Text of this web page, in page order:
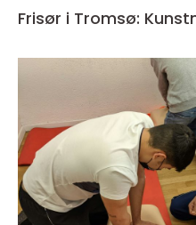
Frisør i Tromsø: